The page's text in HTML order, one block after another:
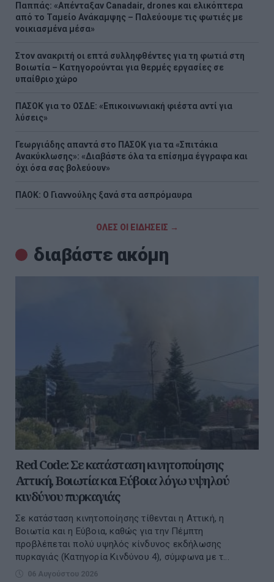
Παππάς: «Απένταξαν Canadair, drones και ελικόπτερα
από το Ταμείο Ανάκαμψης – Παλεύουμε τις φωτιές με
νοικιασμένα μέσα»
Στον ανακριτή οι επτά συλληφθέντες για τη φωτιά στη
Βοιωτία – Κατηγορούνται για θερμές εργασίες σε
υπαίθριο χώρο
ΠΑΣΟΚ για το ΟΣΔΕ: «Επικοινωνιακή φιέστα αντί για
λύσεις»
Γεωργιάδης απαντά στο ΠΑΣΟΚ για τα «Σπιτάκια
Ανακύκλωσης»: «Διαβάστε όλα τα επίσημα έγγραφα και
όχι όσα σας βολεύουν»
ΠΑΟΚ: Ο Γιαννούλης ξανά στα ασπρόμαυρα
ΟΛΕΣ ΟΙ ΕΙΔΗΣΕΙΣ →
διαβάστε ακόμη
Red Code: Σε κατάσταση κινητοποίησης
Αττική, Βοιωτία και Εύβοια λόγω υψηλού
κινδύνου πυρκαγιάς
Σε κατάσταση κινητοποίησης τίθενται η Αττική, η
Βοιωτία και η Εύβοια, καθώς για την Πέμπτη
προβλέπεται πολύ υψηλός κίνδυνος εκδήλωσης
πυρκαγιάς (Κατηγορία Κινδύνου 4), σύμφωνα με τ...
06 Αυγούστου 2026